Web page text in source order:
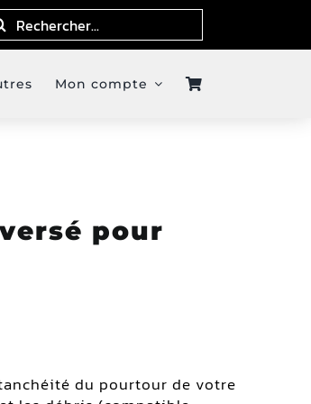
Mon compte
pour
du pourtour de votre